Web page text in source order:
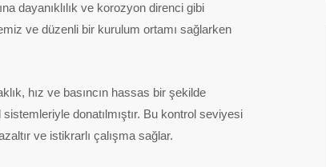
dayanıklılık ve korozyon direnci gibi
ve düzenli bir kurulum ortamı sağlarken
hız ve basıncın hassas bir şekilde
donatılmıştır. Bu kontrol seviyesi
ve istikrarlı çalışma sağlar.